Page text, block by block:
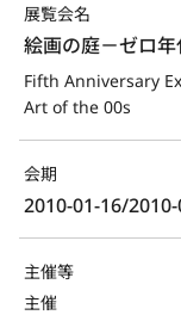
展覧会名
絵画の庭－ゼロ
Fifth Anniversary
Art of the 00s
会期
2010-01-16/
主催等
主催